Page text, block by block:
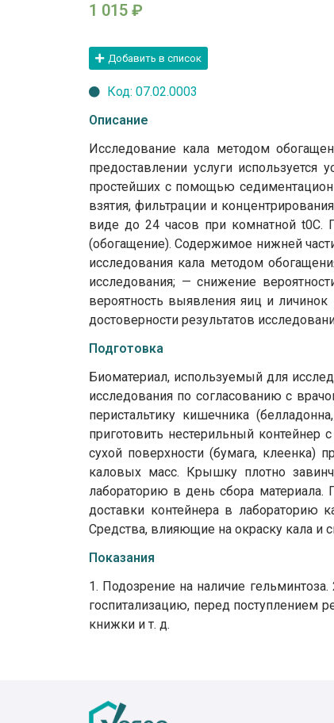
1 015 ₽
Добавить в список
Код: 07.02.0003
Описание
Исследование кала методом
предоставлении услуги
простейших с помощью
взятия, фильтрации и
виде до 24 часов при комнатной t0C.
(обогащение). Содержимое нижней
исследования кала методом
исследования; — снижение
вероятность выявления яиц и
достоверности результатов
Подготовка
Биоматериал, используемый для
исследования по согласованию с
перистальтику кишечника
приготовить нестерильный
сухой поверхности (бумага,
каловых масс. Крышку плотно
лабораторию в день сбора
доставки контейнера в лабораторию
Средства, влияющие на окраску кала и
Показания
1. Подозрение на наличие
госпитализацию, перед поступлением
книжки и т. д.